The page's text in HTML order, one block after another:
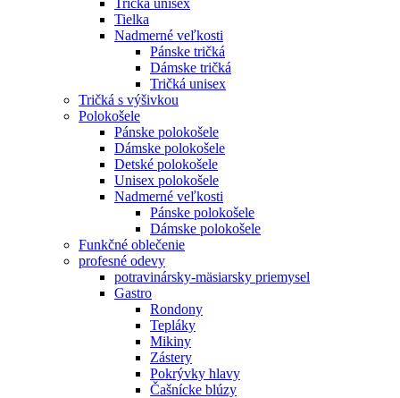
Tielka
Nadmerné veľkosti
Pánske tričká
Dámske tričká
Tričká unisex
Tričká s výšivkou
Polokošele
Pánske polokošele
Dámske polokošele
Detské polokošele
Unisex polokošele
Nadmerné veľkosti
Pánske polokošele
Dámske polokošele
Funkčné oblečenie
profesné odevy
potravinársky-mäsiarsky priemysel
Gastro
Rondony
Tepláky
Mikiny
Zástery
Pokrývky hlavy
Čašnícke blúzy